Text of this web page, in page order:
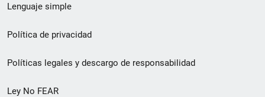
de
pie
de
página
Lenguaje simple
Política de privacidad
Políticas legales y descargo de responsabilidad
Ley No FEAR